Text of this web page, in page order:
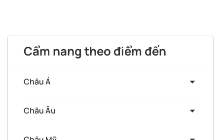
Cẩm nang theo điểm đến
Châu Á
Châu Âu